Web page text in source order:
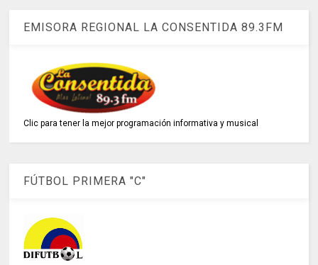
EMISORA REGIONAL LA CONSENTIDA 89.3FM
Clic para tener la mejor programación informativa y musical
FÚTBOL PRIMERA "C"